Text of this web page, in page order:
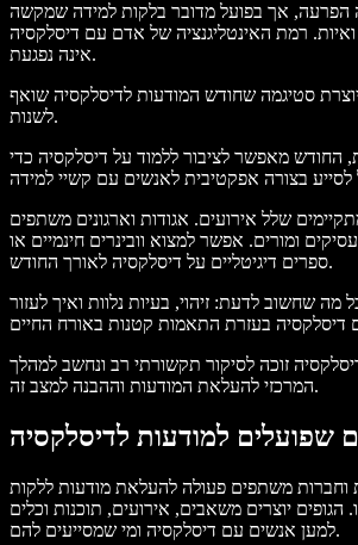
הפרעה, אך בפועל מדובר בלקות למידה שמקשה
רמת האינטליגנציה של אדם עם דיסלקסיה
אינה נפגעת.
סטיגמה שחודש המודעות לדיסלקסיה שואף
לשנות.
החודש מאפשר לציבור ללמוד על דיסלקסיה כדי
שלל אירועים. אגודות וארגונים משתפים
ומורים. אפשר למצוא וובינרים חינמיים או
ספרים דיגיטליים על דיסלקסיה לאורך החודש.
מה שחשוב לדעת: זיהוי, בעיות נלוות ואיך לעזור
זוכה לסיקור תקשורתי רב ונחשב למהלך
המרכזי להעלאת המודעות וההבנה למצב זה.
שפועלים למודעות לדיסלקסיה
וחברות משתפים פעולה להעלאת מודעות ללקות
יוצרים משאבים, אירועים, תוכנות וכלים
למען אנשים עם דיסלקסיה ומי שמסייעים להם.